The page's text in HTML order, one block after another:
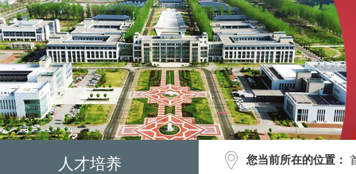
人才培养 您当前所在的位置：